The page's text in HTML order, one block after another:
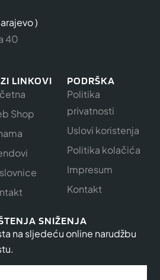
)
40
LINKOVI
Shop
PODRŠKA
Politika
privatnosti
Uslovi koristenja
Politika kolačića
Impresum
Kontakt
SNIŽENJA
na sljedeću online narudžbu